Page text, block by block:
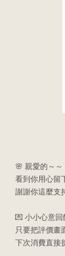
🌸 親愛的～～
看到你用心留
謝謝你這麼支
💌 小小心意回
只要把評價畫
下次消費直接